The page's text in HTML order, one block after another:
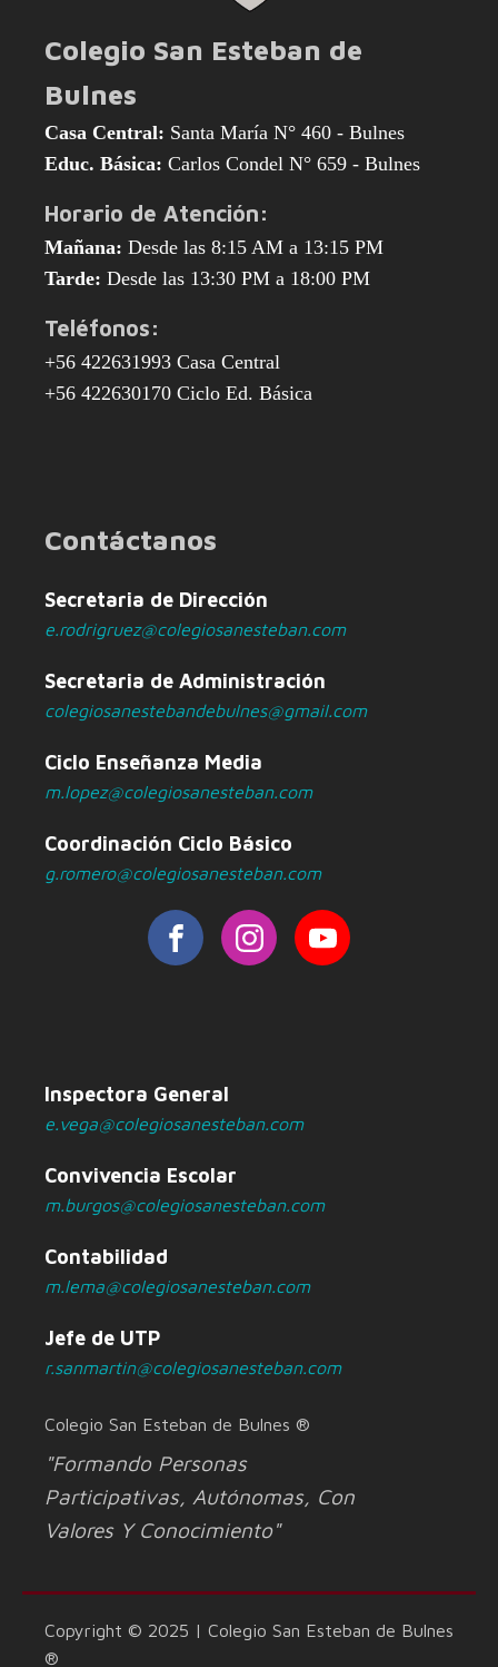
Colegio San Esteban de
Bulnes
Casa Central: Santa María N° 460 - Bulnes
Educ. Básica: Carlos Condel N° 659 - Bulnes
Horario de Atención:
Mañana: Desde las 8:15 AM a 13:15 PM
Tarde: Desde las 13:30 PM a 18:00 PM
Teléfonos:
+56 422631993 Casa Central
+56 422630170 Ciclo Ed. Básica
Contáctanos
Secretaria de Dirección
e.rodrigruez@colegiosanesteban.com
Secretaria de Administración
colegiosanestebandebulnes@gmail.com
Ciclo Enseñanza Media
m.lopez@colegiosanesteban.com
Coordinación Ciclo Básico
g.romero@colegiosanesteban.com
Inspectora General
e.vega@colegiosanesteban.com
Convivencia Escolar
m.burgos@colegiosanesteban.com
Contabilidad
m.lema@colegiosanesteban.com
Jefe de UTP
r.sanmartin@colegiosanesteban.com
Colegio San Esteban de Bulnes ®
"Formando Personas
Participativas, Autónomas, Con
Valores Y Conocimiento"
Copyright © 2025 | Colegio San Esteban de Bulnes
®